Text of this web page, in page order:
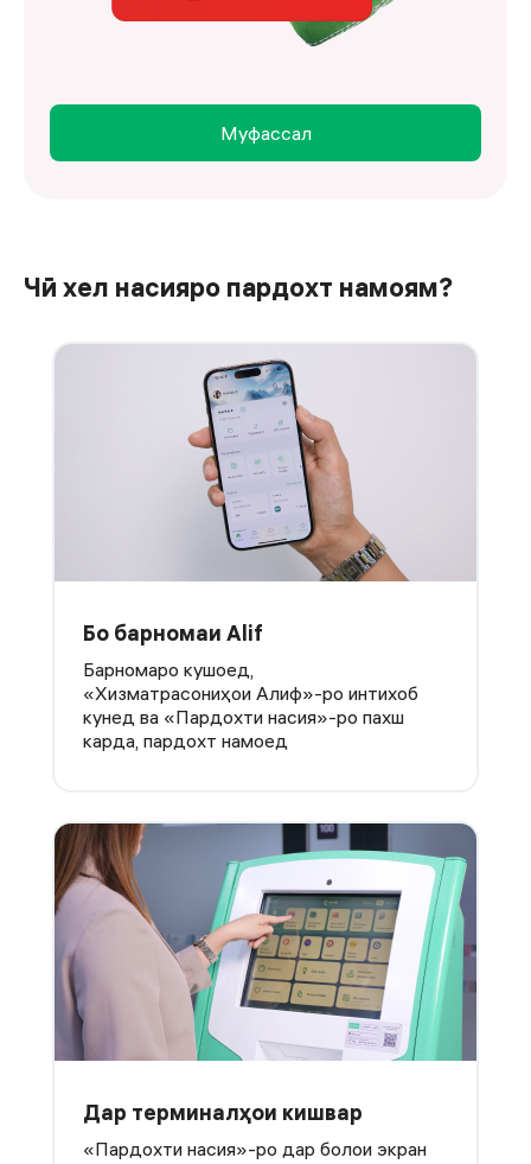
Муфассал
Чӣ хел насияро пардохт намоям?
Бо барномаи Alif
Барномаро кушоед,
«Хизматрасониҳои Алиф»-ро интихоб
кунед ва «Пардохти насия»-ро пахш
карда, пардохт намоед
Дар терминалҳои кишвар
«Пардохти насия»-ро дар болои экран